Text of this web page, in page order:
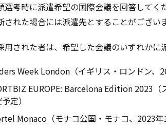
選考時に派遣希望の国際会議を回答して
された場合には派遣先とすることがございま
用された者は、希望した会議のいずれかに
Week London（イギリス・ロンドン、
EUROPE: Barcelona Edition 2023
定）
Monaco（モナコ公国・モナコ、2023年